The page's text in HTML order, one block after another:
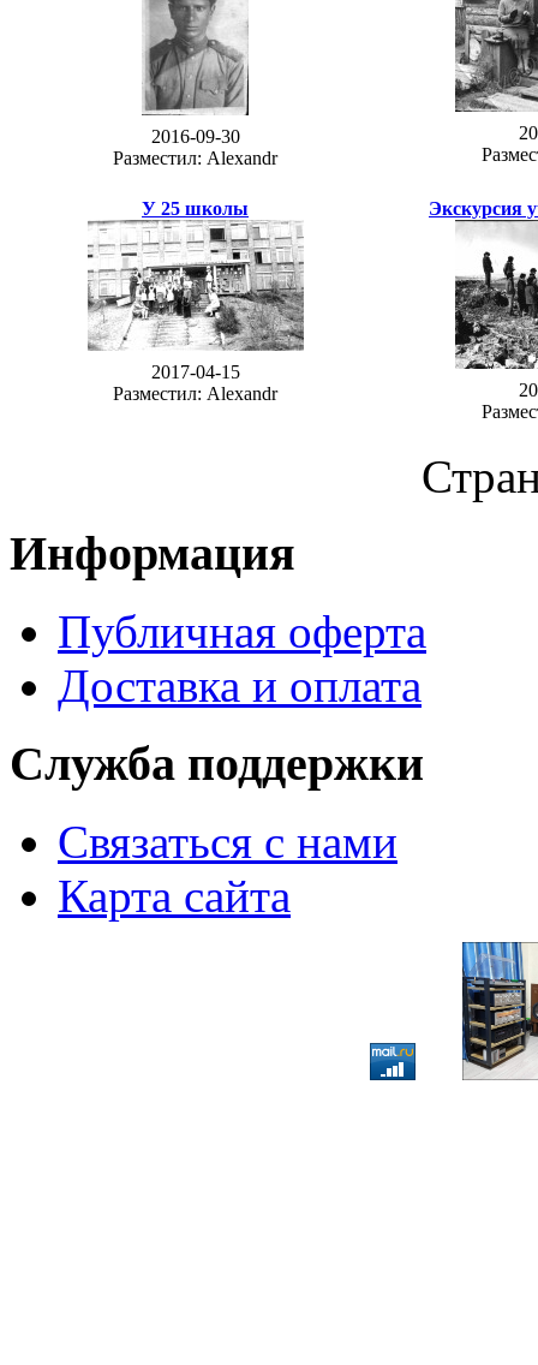
2016-09-30
Разместил: Alexandr
У 25 школы
2017-04-15
Разместил: Alexandr
Экскурсия
Информация
Публичная оферта
Доставка и оплата
Служба поддержки
Связаться с нами
Карта сайта